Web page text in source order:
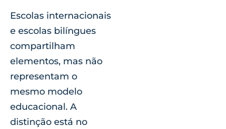
Escolas internacionais
e escolas bilíngues
compartilham
elementos, mas não
representam o
mesmo modelo
educacional. A
distinção está no